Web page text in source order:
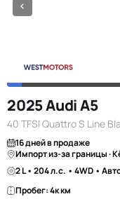
2025 Audi A5
40 TFSI Quattro S Line
16 дней в продаже
Импорт из-за границы ·
2 L • 204 л.с. • 4WD •
Пробег: 4к км